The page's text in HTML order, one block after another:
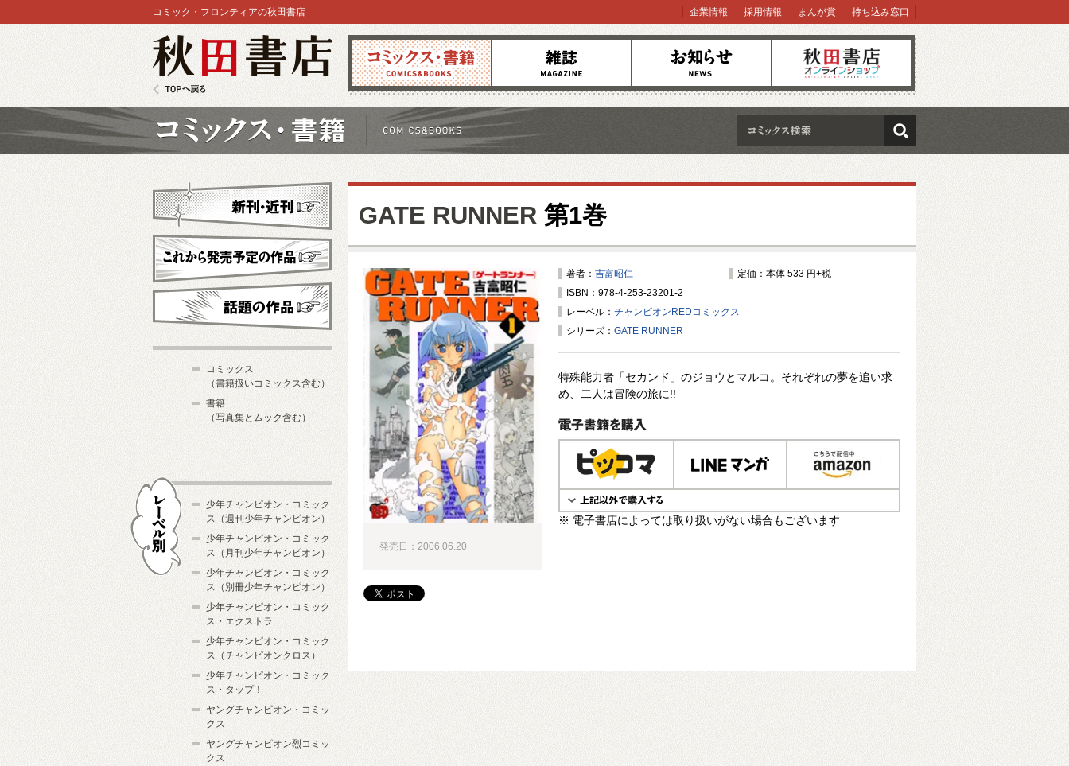
コミックス 雑誌 お知らせ オンラインショップ
コミック・フロンティアの秋田書店 企業情報 採用情報 まんが賞 持ち込み窓口
検索
GATE RUNNER 第1巻
著者： 吉富昭仁
定価：本体 533 円+税
ISBN：978-4-253-23201-2
レーベル： チャンピオンREDコミックス
シリーズ： GATE RUNNER
特殊能力者「セカンド」のジョウとマルコ。それぞれの夢を追い求
め、二人は冒険の旅に!!
電子書籍で購入
※ 電子書店によっては取り扱いがない場合もございます
発売日：2006.06.20
新刊・近刊
これから発売予定
コミックス
（書籍扱いコミックス含む）
書籍
（写真集とムック含む）
少年チャンピオン・コミック
ス（週刊少年チャンピオン）
少年チャンピオン・コミック
ス（月刊少年チャンピオン）
少年チャンピオン・コミック
ス（別冊少年チャンピオン）
少年チャンピオン・コミック
ス・エクストラ
少年チャンピオン・コミック
ス（チャンピオンクロス）
少年チャンピオン・コミック
ス・タップ！
ヤングチャンピオン・コミッ
クス
ヤングチャンピオン烈コミッ
クス